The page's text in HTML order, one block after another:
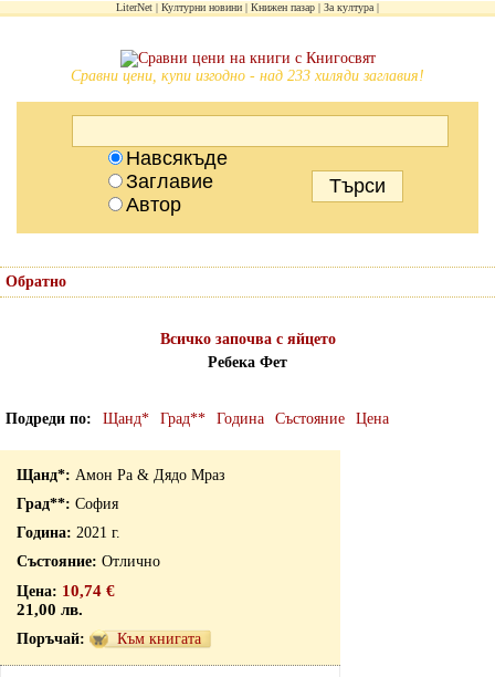
LiterNet Културни новини Книжен пазар За култура
Сравни цени, купи изгодно - над 233 хиляди заглавия!
Навсякъде
Заглавие
Автор
Обратно
Всичко започва с яйцето
Ребека Фет
Подреди по Щанд* Град** Година Състояние Цена
Амон Ра & Дядо Мраз
София
2021 г.
Отлично
10,74 €
21,00 лв.
Към книгата